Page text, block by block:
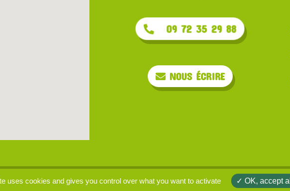
09 72 35 29 88
NOUS ÉCRIRE
parcours.ninja © 2026 | site web : clarisse-b.net
uses cookies and gives you control over what you want to activate OK, accept all